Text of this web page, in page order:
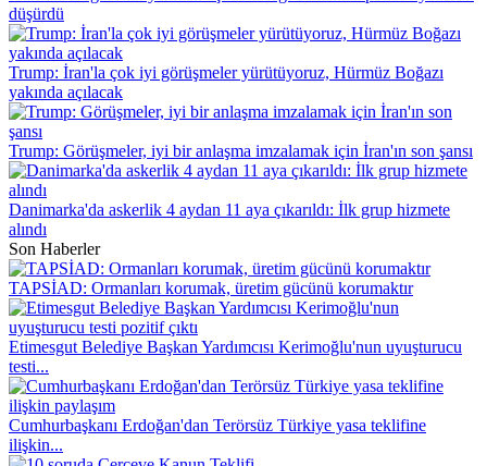
düşürdü
Trump: İran'la çok iyi görüşmeler yürütüyoruz, Hürmüz Boğazı
yakında açılacak
Trump: Görüşmeler, iyi bir anlaşma imzalamak için İran'ın son şansı
Danimarka'da askerlik 4 aydan 11 aya çıkarıldı: İlk grup hizmete
alındı
Son Haberler
TAPSİAD: Ormanları korumak, üretim gücünü korumaktır
Etimesgut Belediye Başkan Yardımcısı Kerimoğlu'nun uyuşturucu
testi...
Cumhurbaşkanı Erdoğan'dan Terörsüz Türkiye yasa teklifine
ilişkin...